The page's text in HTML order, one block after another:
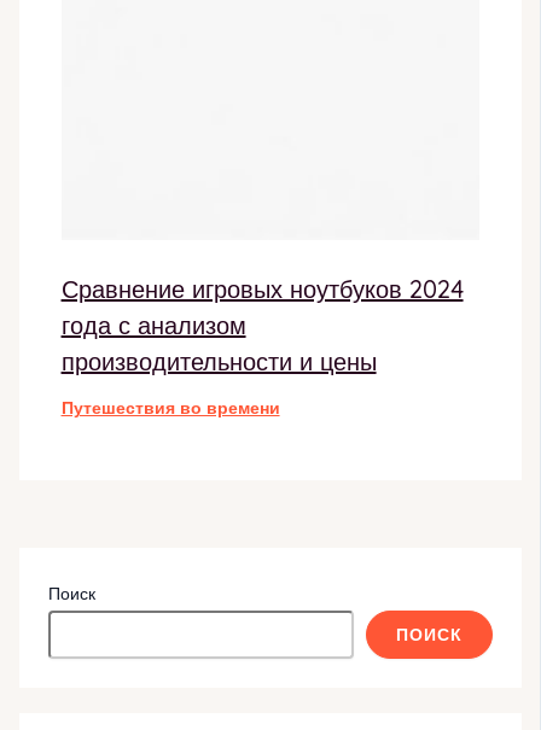
Сравнение игровых ноутбуков 2024
года с анализом
производительности и цены
Путешествия во времени
Поиск
ПОИСК